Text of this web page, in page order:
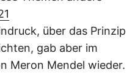
über das Prinzip
gab aber im
Meron Mendel wieder.